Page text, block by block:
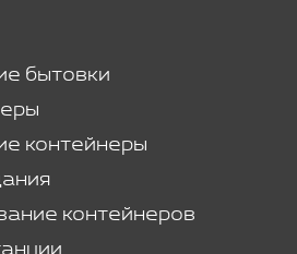
бытовки
контейнеры
контейнеров